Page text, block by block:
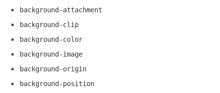
background-attachment
background-clip
background-color
background-image
background-origin
background-position